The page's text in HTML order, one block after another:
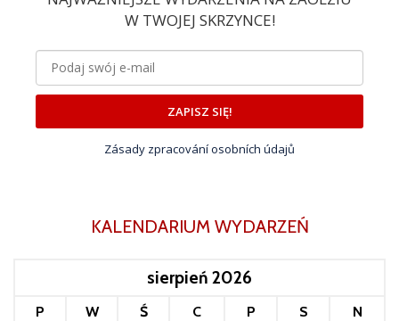
W TWOJEJ SKRZYNCE!
ZAPISZ SIĘ!
Zásady zpracování osobních údajů
KALENDARIUM WYDARZEŃ
sierpień 2026
P W Ś C P S
N